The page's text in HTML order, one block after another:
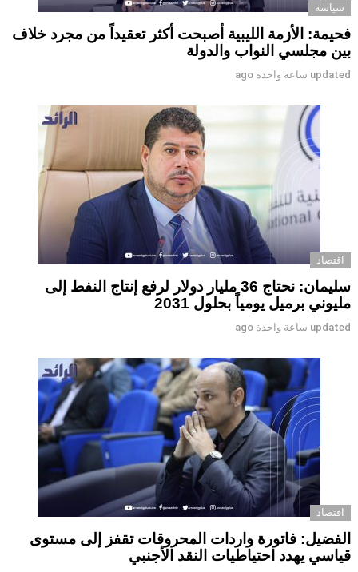
سياسة
فحيمة: الأزمة الليبية أصبحت أكثر تعقيداً من مجرد خلاف
بين مجلسي النواب والدولة
updated ساعة واحدة ago
اقتصاد
سليمان: نحتاج 36 مليار دولار لرفع إنتاج النفط إلى
مليوني برميل يومياً بحلول 2031
updated ساعة واحدة ago
اقتصاد
الفضيل: فاتورة واردات المحروقات تقفز إلى مستوى
قياسي يهدد احتياطيات النقد الأجنبي